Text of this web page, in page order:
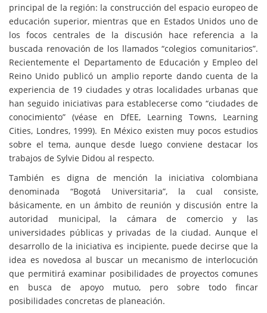
principal de la región: la construcción del espacio europeo de
educación superior, mientras que en Estados Unidos uno de
los focos centrales de la discusión hace referencia a la
buscada renovación de los llamados “colegios comunitarios”.
Recientemente el Departamento de Educación y Empleo del
Reino Unido publicó un amplio reporte dando cuenta de la
experiencia de 19 ciudades y otras localidades urbanas que
han seguido iniciativas para establecerse como “ciudades de
conocimiento” (véase en DfEE, Learning Towns, Learning
Cities, Londres, 1999). En México existen muy pocos estudios
sobre el tema, aunque desde luego conviene destacar los
trabajos de Sylvie Didou al respecto.
También es digna de mención la iniciativa colombiana
denominada “Bogotá Universitaria”, la cual consiste,
básicamente, en un ámbito de reunión y discusión entre la
autoridad municipal, la cámara de comercio y las
universidades públicas y privadas de la ciudad. Aunque el
desarrollo de la iniciativa es incipiente, puede decirse que la
idea es novedosa al buscar un mecanismo de interlocución
que permitirá examinar posibilidades de proyectos comunes
en busca de apoyo mutuo, pero sobre todo fincar
posibilidades concretas de planeación.